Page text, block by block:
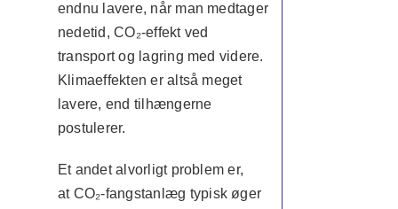
endnu lavere, når man medtager
nedetid, CO₂-effekt ved
transport og lagring med videre.
Klimaeffekten er altså meget
lavere, end tilhængerne
postulerer.
Et andet alvorligt problem er,
at CO₂-fangstanlæg typisk øger